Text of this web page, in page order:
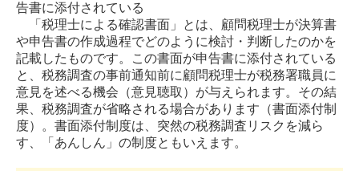
告書に添付されている
「税理士による確認書面」とは、顧問税理士が決算書
や申告書の作成過程でどのように検討・判断したのかを
記載したものです。この書面が申告書に添付されている
と、税務調査の事前通知前に顧問税理士が税務署職員に
意見を述べる機会（意見聴取）が与えられます。その結
果、税務調査が省略される場合があります（書面添付制
度）。書面添付制度は、突然の税務調査リスクを減ら
す、「あんしん」の制度ともいえます。